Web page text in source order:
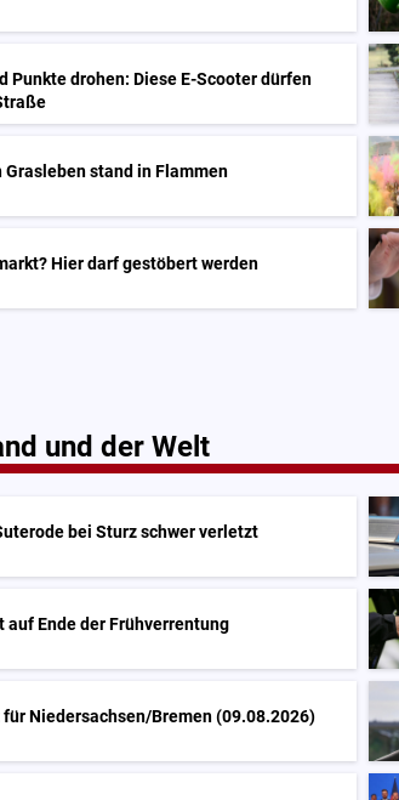
Punkte drohen: Diese E-Scooter dürfen
stand in Flammen
Hier darf gestöbert werden
und der Welt
bei Sturz schwer verletzt
auf Ende der Frühverrentung
Niedersachsen/Bremen (09.08.2026)